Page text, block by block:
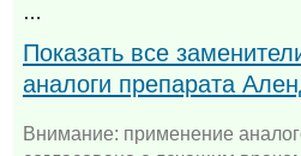
…
Показать все
аналоги препарата
Внимание: применение